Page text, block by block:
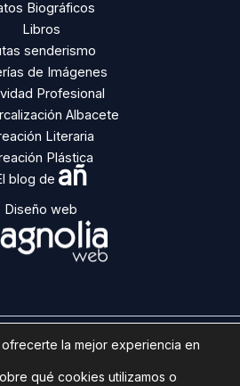
Biográficos
Libros
senderismo
de Imágenes
Profesional
Albacete
Literaria
Plástica
blog de añ
Diseño web
© 2026 | Ángel Ñacle
Aviso legal
la mejor experiencia en
qué cookies utilizamos o